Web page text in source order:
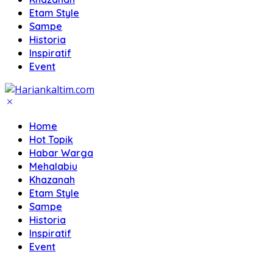
Etam Style
Sampe
Historia
Inspiratif
Event
Home
Hot Topik
Habar Warga
Mehalabiu
Khazanah
Etam Style
Sampe
Historia
Inspiratif
Event